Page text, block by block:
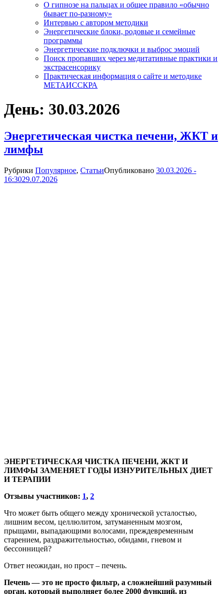
О гипнозе на пальцах и общее правило «обычно
бывает по-разному»
Интервью с автором методики
Энергетические блоки, родовые и семейные
программы
Энергетические подключки и выброс эмоций
Поиск пропавших через медитативные практики и
экстрасенсорику
Практическая информация о сайте и методике
МЕТАИССКРА
День: 30.03.2026
Энергетическая чистка печени, ЖКТ и
лимфы
Рубрики Популярное, СтатьиОпубликовано 30.03.2026 -
16:3029.07.2026
ЭНЕРГЕТИЧЕСКАЯ ЧИСТКА ПЕЧЕНИ, ЖКТ И
ЛИМФЫ ЗАМЕНЯЕТ ГОДЫ ИЗНУРИТЕЛЬНЫХ ДИЕТ
И ТЕРАПИИ
Отзывы участников: 1, 2
Что может быть общего между хронической усталостью,
лишним весом, целлюлитом, затуманенным мозгом,
прыщами, выпадающими волосами, преждевременным
старением, раздражительностью, обидами, гневом и
бессонницей?
Ответ неожидан, но прост – печень.
Печень — это не просто фильтр, а сложнейший разумный
орган, который выполняет более 2000 функций, из